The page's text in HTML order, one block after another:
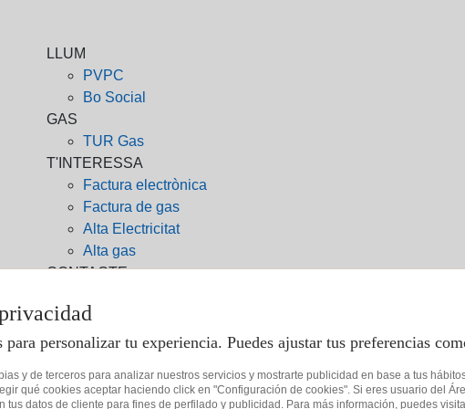
LLUM
PVPC
Bo Social
GAS
TUR Gas
T'INTERESSA
Factura electrònica
Factura de gas
Alta Electricitat
Alta gas
CONTACTE
91 125 36 57
94 646 01 96
APP CURENERGIA
personalizar tu experiencia. Puedes ajustar tus preferencias
y de terceros para analizar nuestros servicios y mostrarte publicidad en base a tus
qué cookies aceptar haciendo click en "Configuración de cookies". Si eres usuario del
tus datos de cliente para fines de perfilado y publicidad. Para más información, puedes